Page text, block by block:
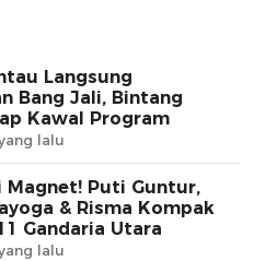
Langsung
Bang Jali, Bintang
Kawal Program
lalu
Magnet! Puti Guntur,
& Risma Kompak
Gandaria Utara
lalu